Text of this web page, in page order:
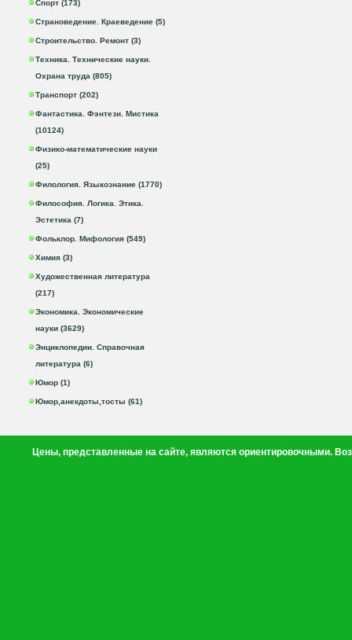
Спорт (173)
Страноведение. Краеведение (5)
Строительство. Ремонт (3)
Техника. Технические науки.
Охрана труда (805)
Транспорт (202)
Фантастика. Фэнтези. Мистика
(10124)
Физико-математические науки
(25)
Филология. Языкознание (1770)
Философия. Логика. Этика.
Эстетика (7)
Фольклор. Мифология (549)
Химия (3)
Художественная литература
(217)
Экономика. Экономические
науки (3629)
Энциклопедии. Справочная
литература (6)
Юмор (1)
Юмор,анекдоты,тосты (61)
Цены, представленные на сайте, являются ориентировочными.